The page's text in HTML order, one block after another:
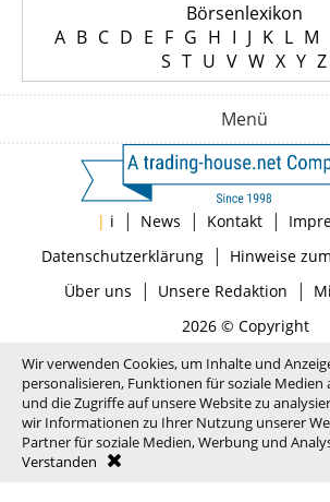
Börsenlexikon
A B C D E F G H I J K L M
S T U V W X Y Z
Menü
| i | News | Kontakt |
Datenschutzerklärung| Hinweise
Über uns | Unsere Redaktion |
2026 © Copyright
Wir verwenden Cookies, um Inhalte und
personalisieren, Funktionen für soziale
und die Zugriffe auf unsere Website zu
wir Informationen zu Ihrer Nutzung unserer
Partner für soziale Medien, Werbung und
Verstanden